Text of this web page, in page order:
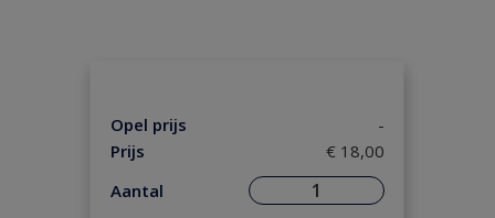
Versnelling/ Aandrijving
Onderhoud
Ontsteking(5)
Opel prijs
-
Prijs
€ 18,00
Aantal